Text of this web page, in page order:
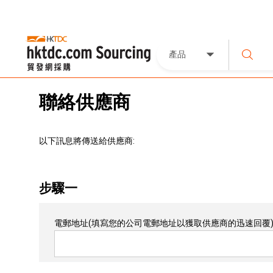
產品
聯絡供應商
以下訊息將傳送給供應商:
步驟一
電郵地址(填寫您的公司電郵地址以獲取供應商的迅速回覆)